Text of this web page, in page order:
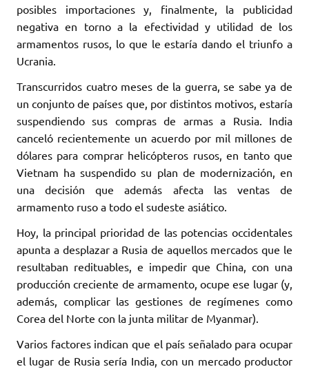
posibles importaciones y, finalmente, la publicidad
negativa en torno a la efectividad y utilidad de los
armamentos rusos, lo que le estaría dando el triunfo a
Ucrania.
Transcurridos cuatro meses de la guerra, se sabe ya de
un conjunto de países que, por distintos motivos, estaría
suspendiendo sus compras de armas a Rusia. India
canceló recientemente un acuerdo por mil millones de
dólares para comprar helicópteros rusos, en tanto que
Vietnam ha suspendido su plan de modernización, en
una decisión que además afecta las ventas de
armamento ruso a todo el sudeste asiático.
Hoy, la principal prioridad de las potencias occidentales
apunta a desplazar a Rusia de aquellos mercados que le
resultaban redituables, e impedir que China, con una
producción creciente de armamento, ocupe ese lugar (y,
además, complicar las gestiones de regímenes como
Corea del Norte con la junta militar de Myanmar).
Varios factores indican que el país señalado para ocupar
el lugar de Rusia sería India, con un mercado productor